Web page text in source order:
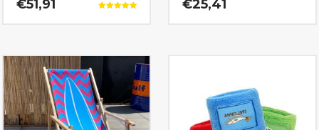
€51,91 €25,41